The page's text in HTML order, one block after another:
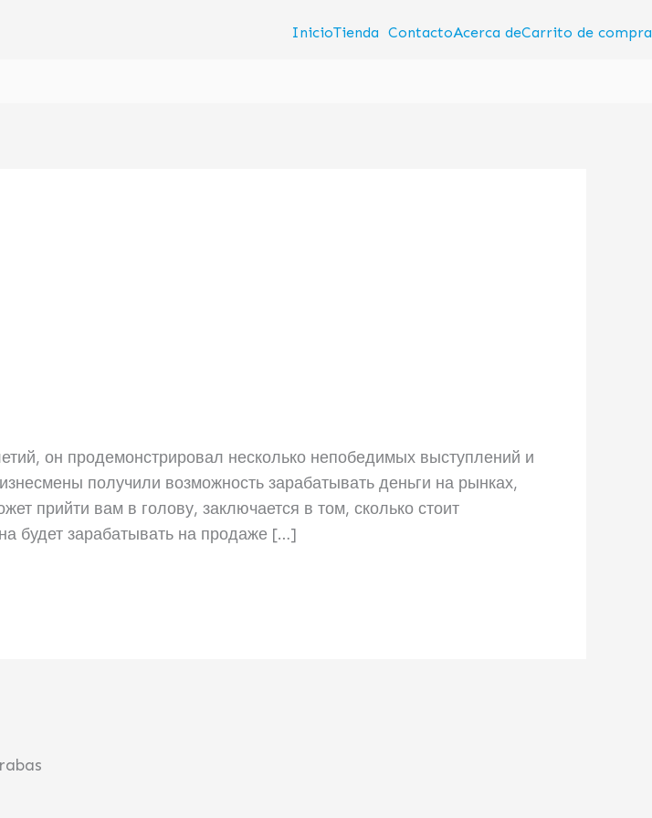
InicioTienda ContactoAcerca deCarrito de compra
он продемонстрировал несколько непобедимых выступлений и
получили возможность зарабатывать деньги на рынках,
прийти вам в голову, заключается в том, сколько стоит
будет зарабатывать на продаже […]